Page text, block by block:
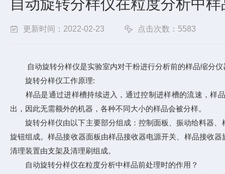
自动旋转分样仪在粒度分析中
更新时间：2022-02-23 点击次数：5583
自动旋转分样仪是实验室内对干粉进行分析前的样品缩分仪
旋转分样仪工作原理:
样品是通过进样槽持续进入，通过控制进样槽的流速，样品
出，因此无需额外的机器，各种不同大小的样品会被分样。
旋转分样仪由以下主要部分组成：控制面板、振动给料器、
旋钮组成。样品接收器面板由样品接收器电源开关、样品接收
清理装置由支架及清理刷组成。
自动旋转分样仪在粒度分析中样品前处理时的作用？